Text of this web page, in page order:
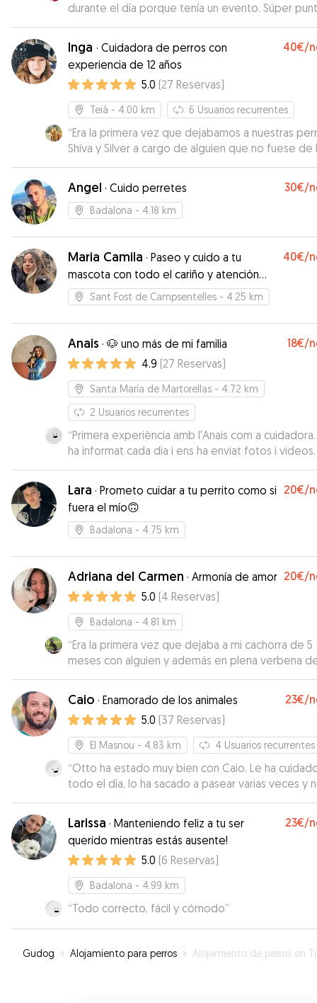
durante el día porque tenía un evento. Súper puntual y
muy atento. Gracias Enrique! 😊❤️🙏🏼 Lo
Inga · Cuidadora de perros con
experiencia de 12 años
40€/
5.0 (27 Reservas)
Teià - 4.00 km 6 Usuarios recurrentes
“Era la primera vez que dejabamos a nuestras
Shiva y Silver a cargo de alguien que no fuese de
familia por lo que nos costó mucho dejarlas. A
de eso hemos tenido en todo momento la
tranquilidad de que estaban muy bien atendidas.
dia teniamos fotos y algun comentario de como
mejor que como se la dejamos. Es una perra que
enseguida cogia peso, y con sus caminatas diarias
la ha devuelto un poco mas delgada. Muchas
Inga. Cuando tengamos que volver a dejarlas
repetiremos.”
Angel · Cuido perretes 30€/
Badalona - 4.18 km
Maria Camila · Paseo y cuido a tu
mascota con todo el cariño y atención
que necesita
40€/
Sant Fost de Campsentelles - 4.25 km
Anais · 🐶 uno más de mi familia 18€/
4.9 (27 Reservas)
Santa María de Martorellas - 4.72 km
2 Usuarios recurrentes
“Primera experiència amb l'Anais com a cuidadora.
ha informat cada dia i ens ha enviat fotos i videos.
Samba se la veia molt contenta. Hem estat molt
tranquils en veure que estava en bones mans.
dubte, repetirem.”
Lara · Prometo cuidar a tu perrito como si
fuera el mío🙃
20€/
Badalona - 4.75 km
Adriana del Carmen · Armonía de amor 20€/
5.0 (4 Reservas)
Badalona - 4.81 km
“Era la primera vez que dejaba a mi cachorra de 5
meses con alguien y además en plena verbena
Juan. Adriana me lo puso todo fácil desde el
pudimos conocernos antes de solicitar el servicio
increíble la conexión que tuvieron ella y su perro
mía. Estuvo muy atenta a todos los detalles, me
enviaba fotos y videos constantemente de mi
y se le veía feliz. La paciencia y la tranquilidad que
transmite no está pagada. Solo puedo darle las
infinitas y sin dudarlo ni un segundo volvería
ella.”
Caio · Enamorado de los animales 23€/
5.0 (37 Reservas)
El Masnou - 4.83 km 4 Usuarios recurrentes
“Otto ha estado muy bien con Caio. Le ha
todo el día, lo ha sacado a pasear varias veces y
enviado fotos y vídeos. Ademas ha venido a
súper puntual . Seguro que repetiremos.
Larissa · Manteniendo feliz a tu ser
querido mientras estás ausente!
23€/
5.0 (6 Reservas)
Badalona - 4.99 km
“Todo correcto, fácil y cómodo”
Gudog » Alojamiento para perros » Alojamiento de perros en